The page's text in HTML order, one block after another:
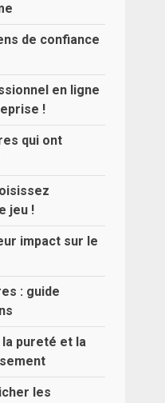
de confiance
en ligne
!
qui ont
jeu !
impact sur le
: guide
la pureté et la
les